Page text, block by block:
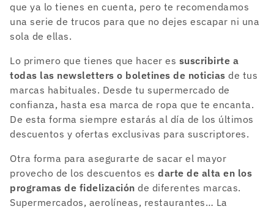
que ya lo tienes en cuenta, pero te recomendamos
una serie de trucos para que no dejes escapar ni una
sola de ellas.
Lo primero que tienes que hacer es suscribirte a
todas las newsletters o boletines de noticias de tus
marcas habituales. Desde tu supermercado de
confianza, hasta esa marca de ropa que te encanta.
De esta forma siempre estarás al día de los últimos
descuentos y ofertas exclusivas para suscriptores.
Otra forma para asegurarte de sacar el mayor
provecho de los descuentos es darte de alta en los
programas de fidelización de diferentes marcas.
Supermercados, aerolíneas, restaurantes… La